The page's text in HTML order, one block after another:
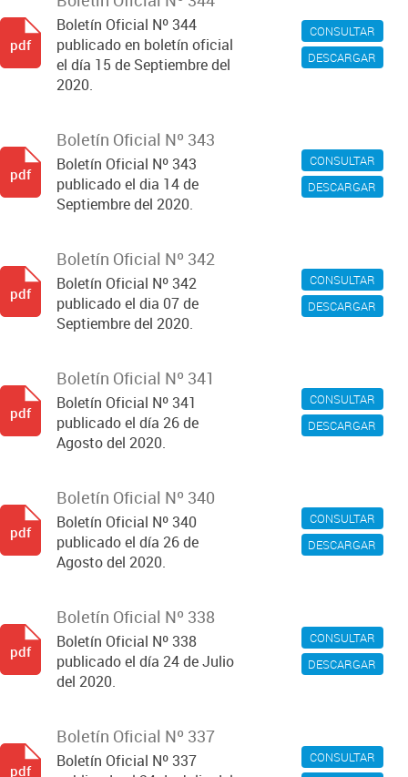
CONSULTAR
DESCARGAR
Boletín Oficial Nº 344
publicado en boletín oficial
el día 15 de Septiembre del
2020.
pdf
CONSULTAR
DESCARGAR
Boletín Oficial Nº 343
Boletín Oficial Nº 343
publicado el dia 14 de
Septiembre del 2020.
pdf
CONSULTAR
DESCARGAR
Boletín Oficial Nº 342
Boletín Oficial Nº 342
publicado el dia 07 de
Septiembre del 2020.
pdf
CONSULTAR
DESCARGAR
Boletín Oficial Nº 341
Boletín Oficial Nº 341
publicado el día 26 de
Agosto del 2020.
pdf
CONSULTAR
DESCARGAR
Boletín Oficial Nº 340
Boletín Oficial Nº 340
publicado el día 26 de
Agosto del 2020.
pdf
CONSULTAR
DESCARGAR
Boletín Oficial Nº 338
Boletín Oficial Nº 338
publicado el día 24 de Julio
del 2020.
pdf
CONSULTAR
Boletín Oficial Nº 337
Boletín Oficial Nº 337
pdf